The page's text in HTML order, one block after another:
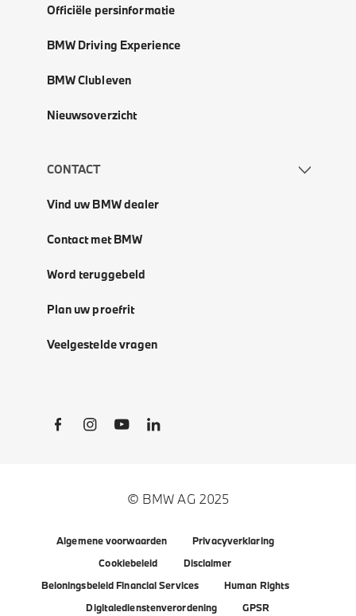
Officiële persinformatie
BMW Driving Experience
BMW Clubleven
Nieuwsoverzicht
CONTACT
Vind uw BMW dealer
Contact met BMW
Word teruggebeld
Plan uw proefrit
Veelgestelde vragen
Social Links
© BMW AG 2025
Algemene voorwaarden
Privacyverklaring
Cookiebeleid
Disclaimer
Beloningsbeleid Financial Services
Human Rights
Digitaledienstenverordening
GPSR